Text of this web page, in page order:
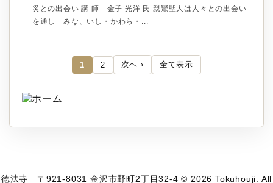
災との出会い 講 師 金子 光洋 氏 親鸞聖人は人々との出会い
を通し「みな、いし・かわら・...
1 2 次へ › 全て表示
徳法寺 〒921-8031 金沢市野町2丁目32-4 © 2026 Tokuhouji. All